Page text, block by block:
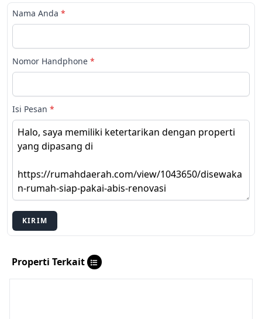
Nama Anda *
Nomor Handphone *
Isi Pesan *
KIRIM
Properti Terkait